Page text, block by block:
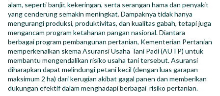
alam, seperti banjir, kekeringan, serta serangan hama dan penyakit
yang cenderung semakin meningkat. Dampaknya tidak hanya
mengurangi produksi, produktivitas, dan kualitas gabah, tetapi juga
mengancam program ketahanan pangan nasional. Diantara
berbagai program pembangunan pertanian, Kementerian Pertanian
memperkenalkan skema Asuransi Usaha Tani Padi (AUTP) untuk
membantu mengendalikan risiko usaha tani tersebut. Asuransi
diharapkan dapat melindungi petani kecil (dengan luas garapan
maksimum 2 ha) dari kerugian akibat gagal panen dan memberikan
dukungan efektif dalam menghadapi berbagai risiko pertanian.